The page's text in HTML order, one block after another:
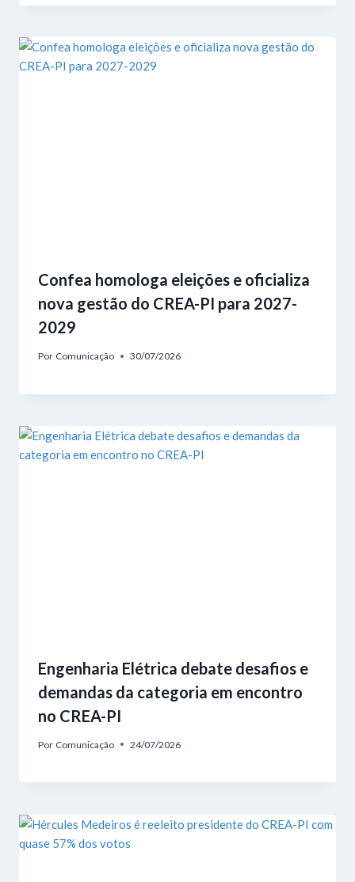
Confea homologa eleições e oficializa
nova gestão do CREA-PI para 2027-
2029
Por Comunicação 30/07/2026
Engenharia Elétrica debate desafios e
demandas da categoria em encontro
no CREA-PI
Por Comunicação 24/07/2026